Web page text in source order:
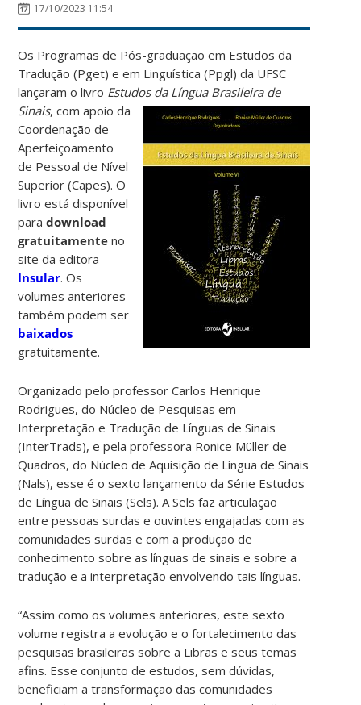
17/10/2023 11:54
Os Programas de Pós-graduação em Estudos da
Tradução (Pget) e em Linguística (Ppgl) da UFSC
lançaram o livro Estudos da Língua Brasileira de
Sinais, com apoio da
Coordenação de
Aperfeiçoamento
de Pessoal de Nível
Superior (Capes). O
livro está disponível
paradownload
gratuitamente no
site da editora
Insular. Os
volumes anteriores
também podem ser
baixados
gratuitamente.
Organizado pelo professor Carlos Henrique
Rodrigues, do Núcleo de Pesquisas em
Interpretação e Tradução de Línguas de Sinais
(InterTrads), e pela professora Ronice Müller de
Quadros, do Núcleo de Aquisição de Língua de Sinais
(Nals), esse é o sexto lançamento da Série Estudos
de Língua de Sinais (Sels). A Sels faz articulação
entre pessoas surdas e ouvintes engajadas com as
comunidades surdas e com a produção de
conhecimento sobre as línguas de sinais e sobre a
tradução e a interpretação envolvendo tais línguas.
“Assim como os volumes anteriores, este sexto
volume registra a evolução e o fortalecimento das
pesquisas brasileiras sobre a Libras e seus temas
afins. Esse conjunto de estudos, sem dúvidas,
beneficiam a transformação das comunidades